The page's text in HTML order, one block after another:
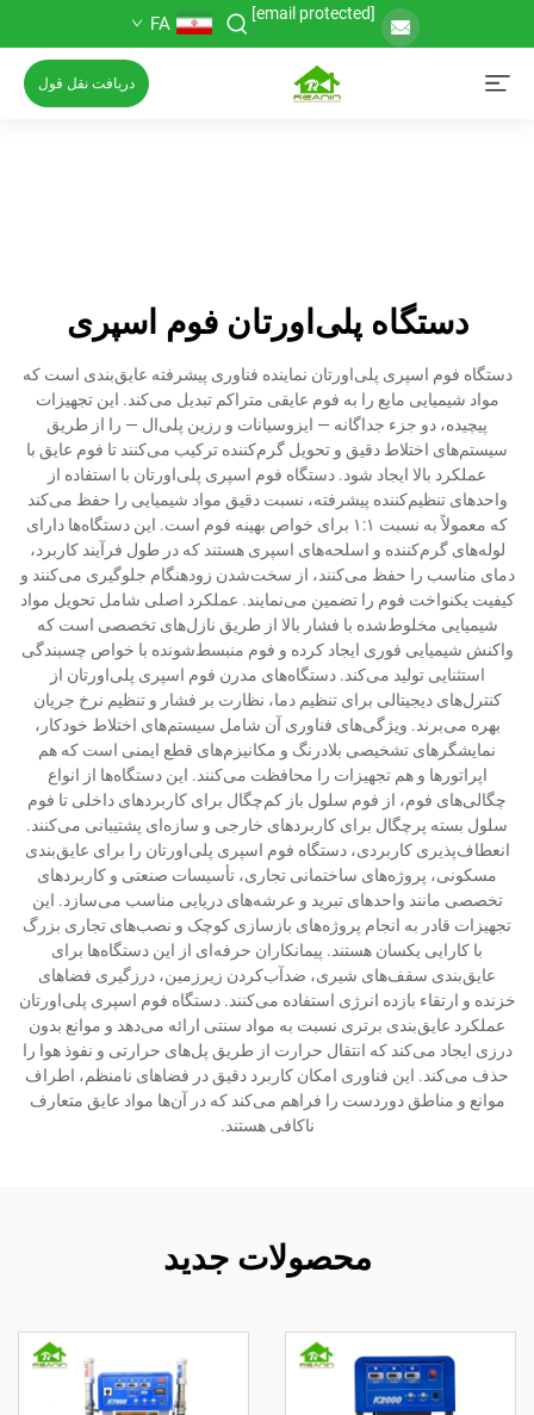
[email protected]
FA
دریافت نقل قول
دستگاه پلی‌اورتان فوم اسپری
دستگاه فوم اسپری پلی‌اورتان نماینده فناوری پیشرفته عایق‌بندی است که
مواد شیمیایی مایع را به فوم عایقی متراکم تبدیل می‌کند. این تجهیزات
پیچیده، دو جزء جداگانه — ایزوسیانات و رزین پلی‌ال — را از طریق
سیستم‌های اختلاط دقیق و تحویل گرم‌کننده ترکیب می‌کنند تا فوم عایق با
عملکرد بالا ایجاد شود. دستگاه فوم اسپری پلی‌اورتان با استفاده از
واحدهای تنظیم‌کننده پیشرفته، نسبت دقیق مواد شیمیایی را حفظ می‌کند
که معمولاً به نسبت ۱:۱ برای خواص بهینه فوم است. این دستگاه‌ها دارای
لوله‌های گرم‌کننده و اسلحه‌های اسپری هستند که در طول فرآیند کاربرد،
دمای مناسب را حفظ می‌کنند، از سخت‌شدن زودهنگام جلوگیری می‌کنند و
کیفیت یکنواخت فوم را تضمین می‌نمایند. عملکرد اصلی شامل تحویل مواد
شیمیایی مخلوط‌شده با فشار بالا از طریق نازل‌های تخصصی است که
واکنش شیمیایی فوری ایجاد کرده و فوم منبسط‌شونده با خواص چسبندگی
استثنایی تولید می‌کند. دستگاه‌های مدرن فوم اسپری پلی‌اورتان از
کنترل‌های دیجیتالی برای تنظیم دما، نظارت بر فشار و تنظیم نرخ جریان
بهره می‌برند. ویژگی‌های فناوری آن شامل سیستم‌های اختلاط خودکار،
نمایشگرهای تشخیصی بلادرنگ و مکانیزم‌های قطع ایمنی است که هم
اپراتورها و هم تجهیزات را محافظت می‌کنند. این دستگاه‌ها از انواع
چگالی‌های فوم، از فوم سلول باز کم‌چگال برای کاربردهای داخلی تا فوم
سلول بسته پرچگال برای کاربردهای خارجی و سازه‌ای پشتیبانی می‌کنند.
انعطاف‌پذیری کاربردی، دستگاه فوم اسپری پلی‌اورتان را برای عایق‌بندی
مسکونی، پروژه‌های ساختمانی تجاری، تأسیسات صنعتی و کاربردهای
تخصصی مانند واحدهای تبرید و عرشه‌های دریایی مناسب می‌سازد. این
تجهیزات قادر به انجام پروژه‌های بازسازی کوچک و نصب‌های تجاری بزرگ
با کارایی یکسان هستند. پیمانکاران حرفه‌ای از این دستگاه‌ها برای
عایق‌بندی سقف‌های شیری، ضدآب‌کردن زیرزمین، درزگیری فضاهای
خزنده و ارتقاء بازده انرژی استفاده می‌کنند. دستگاه فوم اسپری پلی‌اورتان
عملکرد عایق‌بندی برتری نسبت به مواد سنتی ارائه می‌دهد و موانع بدون
درزی ایجاد می‌کند که انتقال حرارت از طریق پل‌های حرارتی و نفوذ هوا را
حذف می‌کند. این فناوری امکان کاربرد دقیق در فضاهای نامنظم، اطراف
موانع و مناطق دوردست را فراهم می‌کند که در آن‌ها مواد عایق متعارف
ناکافی هستند.
محصولات جدید